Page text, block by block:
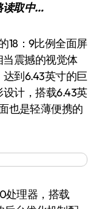
读取中…
当震撼的视觉体
到6.43英寸的巨
计，搭载6.43英
也是轻薄便携的
处理器，搭载